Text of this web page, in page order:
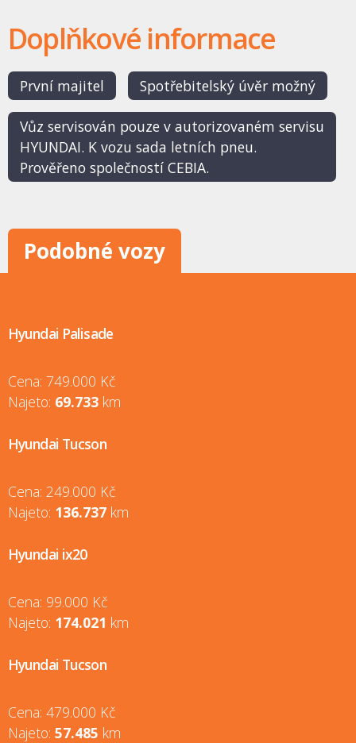
Doplňkové informace
První majitel Spotřebitelský úvěr možný
Vůz servisován pouze v autorizovaném servisu
HYUNDAI. K vozu sada letních pneu.
Prověřeno společností CEBIA.
Podobné vozy
Hyundai Palisade
Cena: 749.000 Kč
Najeto: 69.733 km
Hyundai Tucson
Cena: 249.000 Kč
Najeto: 136.737 km
Hyundai ix20
Cena: 99.000 Kč
Najeto: 174.021 km
Hyundai Tucson
Cena: 479.000 Kč
Najeto: 57.485 km